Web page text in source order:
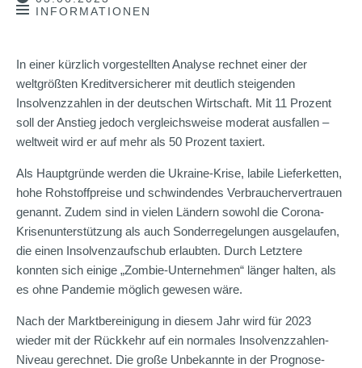
INFORMATIONEN
In einer kürzlich vorgestellten Analyse rechnet einer der
weltgrößten Kreditversicherer mit deutlich steigenden
Insolvenzzahlen in der deutschen Wirtschaft. Mit 11 Prozent
soll der Anstieg jedoch vergleichsweise moderat ausfallen –
weltweit wird er auf mehr als 50 Prozent taxiert.
Als Hauptgründe werden die Ukraine-Krise, labile Lieferketten,
hohe Rohstoffpreise und schwindendes Verbrauchervertrauen
genannt. Zudem sind in vielen Ländern sowohl die Corona-
Krisenunterstützung als auch Sonderregelungen ausgelaufen,
die einen Insolvenzaufschub erlaubten. Durch Letztere
konnten sich einige „Zombie-Unternehmen“ länger halten, als
es ohne Pandemie möglich gewesen wäre.
Nach der Marktbereinigung in diesem Jahr wird für 2023
wieder mit der Rückkehr auf ein normales Insolvenzzahlen-
Niveau gerechnet. Die große Unbekannte in der Prognose-